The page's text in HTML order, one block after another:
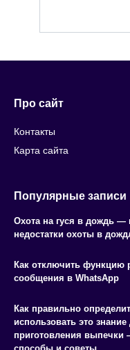
Про сайт
Контакты
Карта сайта
Популярные записи
Охота на гуся в дождь —
недостатки охоты в
Как отключить функцию
сообщения в WhatsApp
Как правильно
использовать это
приготовления выпечки